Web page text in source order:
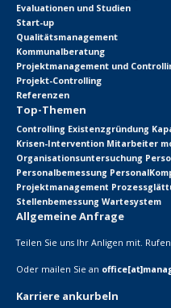
Evaluationen und Studien
Start-up
Qualitätsmanagement
Kommunalberatung
Projektmanagement und
Projekt-Controlling
Referenzen
Top-Themen
Controlling Existenzgründung
Krisen-Intervention Mitarbeiter
Organisationsuntersuchung
Personalbemessung
Projektmanagement
Stellenbemessung Wartesystem
Allgemeine Anfrage
Teilen Sie uns Ihr Anligen mit.
Oder mailen Sie an
Karriere ankurbeln